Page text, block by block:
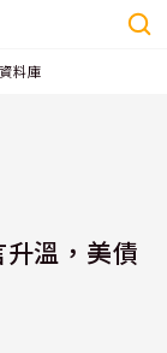
資料庫
升溫，美債